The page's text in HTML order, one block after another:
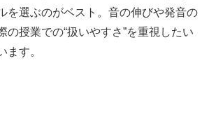
を選ぶのがベスト。音の伸びや発音の
の授業での“扱いやすさ”を重視したい
ます。